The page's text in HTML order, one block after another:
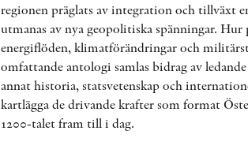
regionen präglats av integration och tillväxt
utmanas av nya geopolitiska spänningar. Hur
energiflöden, klimatförändringar och
omfattande antologi samlas bidrag av
annat historia, statsvetenskap och
kartlägga de drivande krafter som format
1200-talet fram till i dag.